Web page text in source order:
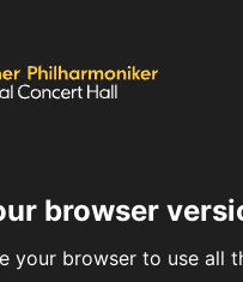
browser
your browser to use all